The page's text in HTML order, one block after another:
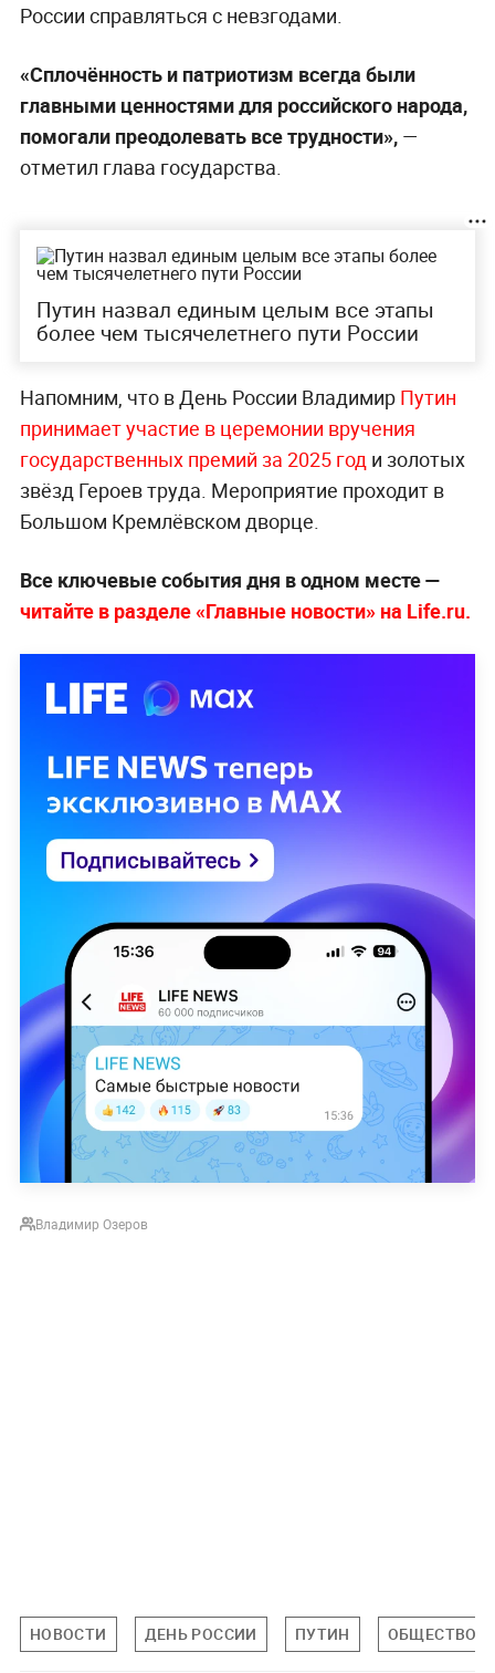
России справляться с невзгодами.
«Сплочённость и патриотизм всегда были
главными ценностями для российского народа,
помогали преодолевать все трудности»,—
отметил глава государства.
Путин назвал единым целым все этапы
более чем тысячелетнего пути России
Напомним, что в День России ВладимирПутин
принимает участие в церемонии вручения
государственных премий за 2025 год и золотых
звёзд Героев труда. Мероприятие проходит в
Большом Кремлёвском дворце.
Все ключевые события дня в одном месте —
читайте в разделе «Главные новости» на Life.ru.
Владимир Озеров
НОВОСТИ ДЕНЬ РОССИИ ПУТИН ОБЩЕСТВО